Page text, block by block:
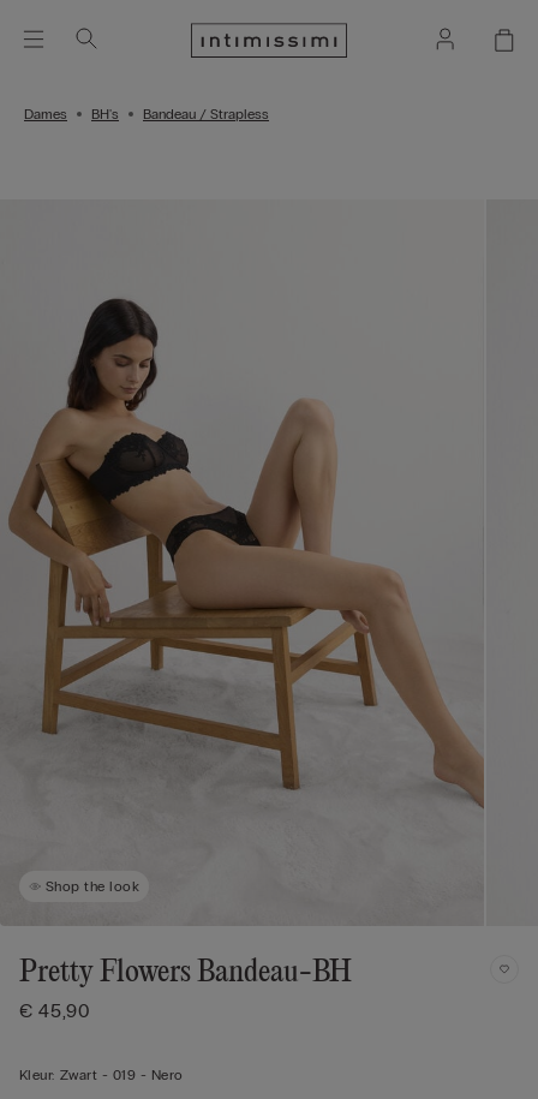
Dames BH's Bandeau / Strapless
Shop the look
Pretty Flowers Bandeau-BH
€ 45,90
Kleur: Zwart - 019 - Nero